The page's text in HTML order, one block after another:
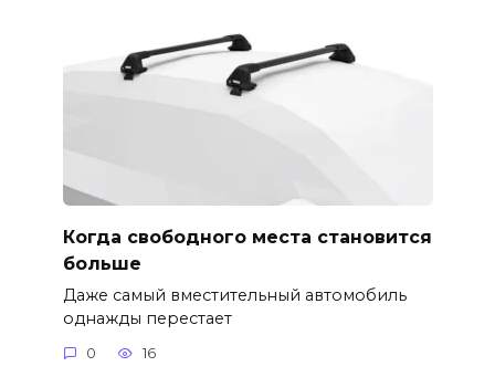
Когда свободного места становится
больше
Даже самый вместительный автомобиль
однажды перестает
0 16